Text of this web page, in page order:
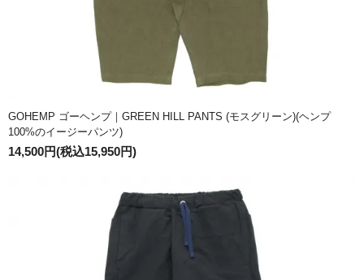
GOHEMP ゴーヘンプ｜GREEN HILL PANTS (モスグリーン)(ヘンプ
100%のイージーパンツ)
14,500円(税込15,950円)